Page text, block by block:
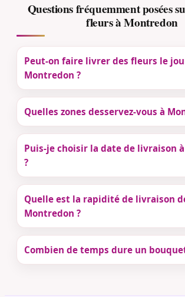
Questions fréquemment posées
fleurs à Montredon
Peut-on faire livrer des fleurs le
Montredon ?
Quelles zones desservez-vous à
Puis-je choisir la date de livraison
?
Quelle est la rapidité de livraison
Montredon ?
Combien de temps dure un